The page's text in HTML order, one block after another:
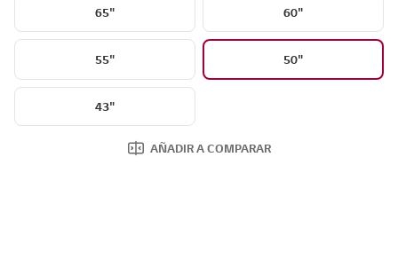
65" 60"
55" 50"
43"
AÑADIR A COMPARAR